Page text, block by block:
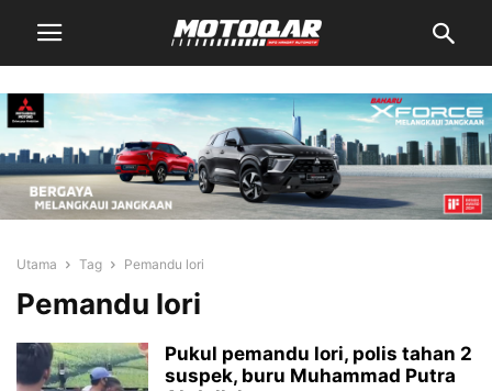
Utama Tag Pemandu lori
Pemandu lori
Pukul pemandu lori, polis tahan 2
suspek, buru Muhammad Putra